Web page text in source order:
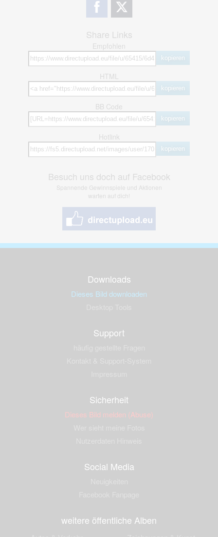
Share Links
Empfohlen
kopieren
HTML
kopieren
BB Code
kopieren
Hotlink
kopieren
Besuch uns doch auf Facebook
Spannende Gewinnspiele und Aktionen
warten auf dich!
Downloads
Dieses Bild downloaden
Support
Sicherheit
Dieses Bild melden (Abuse)
Social Media
weitere öffentliche Alben